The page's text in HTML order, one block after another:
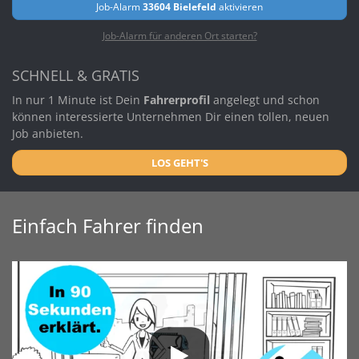
Job-Alarm33604 Bielefeld aktivieren
Job-Alarm für anderen Ort starten?
SCHNELL & GRATIS
In nur 1 Minute ist Dein Fahrerprofil angelegt und schon
können interessierte Unternehmen Dir einen tollen, neuen
Job anbieten.
LOS GEHT'S
Einfach Fahrer finden